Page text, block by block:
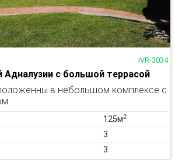
IVR-3034
Адналузии с большой террасой
в небольшом комплексе с
125м2
3
3